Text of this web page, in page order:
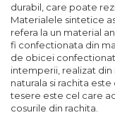
durabil, care poate
Materialele sintetice
refera la un material
fi confectionata din
de obicei
intemperii, realizat din
naturala si rachita
tesere este cel care
cosurile din rachita.